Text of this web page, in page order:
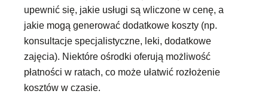
upewnić się, jakie usługi są wliczone w cenę, a
jakie mogą generować dodatkowe koszty (np.
konsultacje specjalistyczne, leki, dodatkowe
zajęcia). Niektóre ośrodki oferują możliwość
płatności w ratach, co może ułatwić rozłożenie
kosztów w czasie.